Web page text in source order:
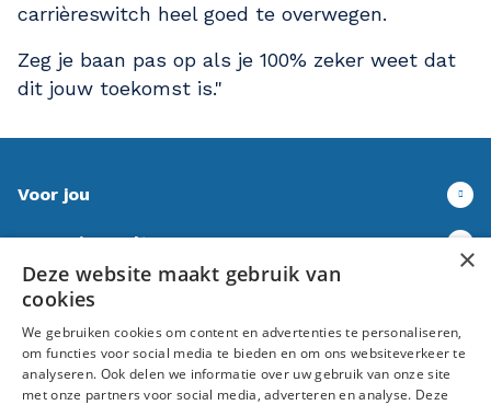
carrièreswitch heel goed te overwegen.
Zeg je baan pas op als je 100% zeker weet dat
dit jouw toekomst is."
Voor jou
Banen in Raalte
Over ons
Volg ons
×
Deze website maakt gebruik van
cookies
We gebruiken cookies om content en advertenties te personaliseren,
om functies voor social media te bieden en om ons websiteverkeer te
analyseren. Ook delen we informatie over uw gebruik van onze site
met onze partners voor social media, adverteren en analyse. Deze